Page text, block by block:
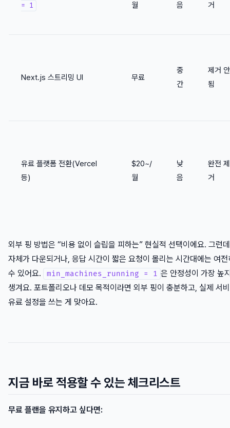
= 1 월 음 거
Next.js 스트리밍 UI 무료
중
간
제거 안
됨
유료 플랫폼 전환(Vercel
등)
$20~/
월
낮
음
완전 제
거
외부 핑 방법은 “비용 없이 슬립을 피하는” 현실적 선택이에요. 그런
자체가 다운되거나, 응답 시간이 짧은 요청이 몰리는 시간대에는 여
수 있어요.
min_machines_running = 1 은 안정성이 가장 높
생겨요. 포트폴리오나 데모 목적이라면 외부 핑이 충분하고, 실제 서
유료 설정을 쓰는 게 맞아요.
지금 바로 적용할 수 있는 체크리스트
무료 플랜을 유지하고 싶다면: